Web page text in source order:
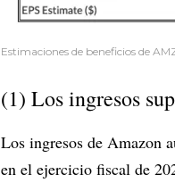
Estimaciones de beneficios de
(1) Los ingresos
Los ingresos de Amazon
en el ejercicio fiscal de